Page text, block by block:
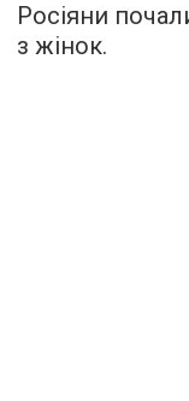
Росіяни
з жінок.